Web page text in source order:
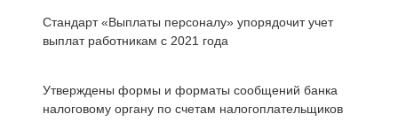
Стандарт «Выплаты персоналу» упорядочит учет
выплат работникам с 2021 года
Утверждены формы и форматы сообщений банка
налоговому органу по счетам налогоплательщиков